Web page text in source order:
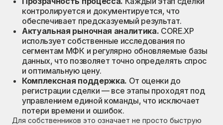
контролируется и документируется, что
обеспечивает предсказуемый результат.
Актуальная рыночная аналитика. CORE.XP
использует собственные исследования по
сегментам МФК и регулярно обновляемые базы
данных, что позволяет точно определять спрос
и оптимальную цену.
Комплексная поддержка. От оценки до
регистрации сделки — все этапы проходят под
управлением единой команды, что исключает
потери времени и ошибок.
Для собственников это означает не просто быструю